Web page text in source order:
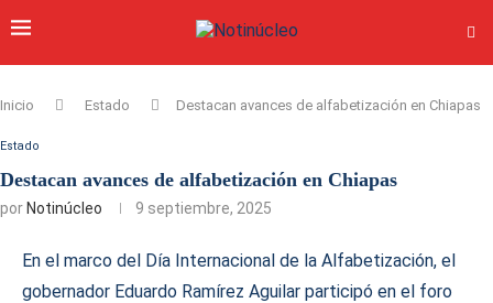
Inicio Estado Destacan avances de alfabetización en Chiapas
Estado
Destacan avances de alfabetización en Chiapas
por Notinúcleo 9 septiembre, 2025
En el marco del Día Internacional de la Alfabetización, el
gobernador Eduardo Ramírez Aguilar participó en el foro